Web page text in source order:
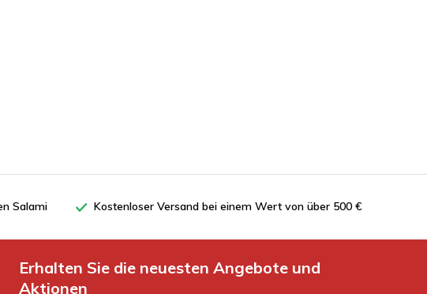
Salami Kostenloser Versand bei einem Wert von über 500 €
Erhalten Sie die neuesten Angebote und
Aktionen